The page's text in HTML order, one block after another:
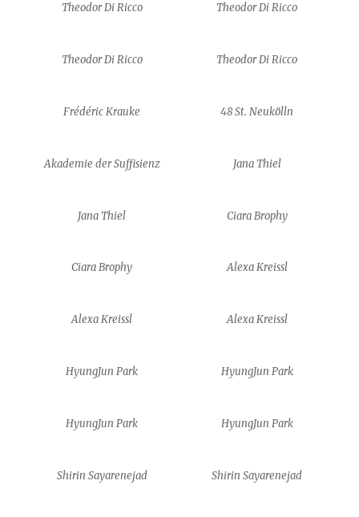
Theodor Di Ricco Theodor Di Ricco
Theodor Di Ricco Theodor Di Ricco
Frédéric Krauke 48 St. Neukölln
Akademie der Suffisienz Jana Thiel
Jana Thiel Ciara Brophy
Ciara Brophy Alexa Kreissl
Alexa Kreissl Alexa Kreissl
HyungJun Park HyungJun Park
HyungJun Park HyungJun Park
Shirin Sayarenejad Shirin Sayarenejad